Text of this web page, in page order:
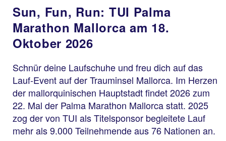
Sun, Fun, Run: TUI Palma
Marathon Mallorca am 18.
Oktober 2026
Schnür deine Laufschuhe und freu dich auf das
Lauf-Event auf der Trauminsel Mallorca. Im Herzen
der mallorquinischen Hauptstadt findet 2026 zum
22. Mal der Palma Marathon Mallorca statt. 2025
zog der von TUI als Titelsponsor begleitete Lauf
mehr als 9.000 Teilnehmende aus 76 Nationen an.